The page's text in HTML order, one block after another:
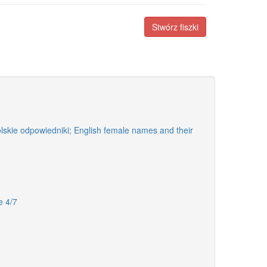
Stwórz fiszki
odpowiedniki; English female names and their
4/7